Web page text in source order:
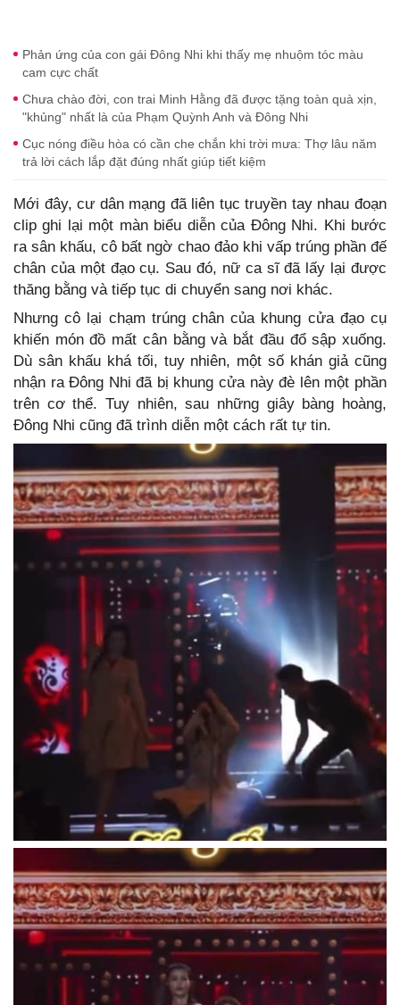
Phản ứng của con gái Đông Nhi khi thấy mẹ nhuộm tóc màu
cam cực chất
Chưa chào đời, con trai Minh Hằng đã được tặng toàn quà xịn,
"khủng" nhất là của Phạm Quỳnh Anh và Đông Nhi
Cục nóng điều hòa có cần che chắn khi trời mưa: Thợ lâu năm
trả lời cách lắp đặt đúng nhất giúp tiết kiệm
Mới đây, cư dân mạng đã liên tục truyền tay nhau đoạn
clip ghi lại một màn biểu diễn của Đông Nhi. Khi bước
ra sân khấu, cô bất ngờ chao đảo khi vấp trúng phần đế
chân của một đạo cụ. Sau đó, nữ ca sĩ đã lấy lại được
thăng bằng và tiếp tục di chuyển sang nơi khác.
Nhưng cô lại chạm trúng chân của khung cửa đạo cụ
khiến món đồ mất cân bằng và bắt đầu đổ sập xuống.
Dù sân khấu khá tối, tuy nhiên, một số khán giả cũng
nhận ra Đông Nhi đã bị khung cửa này đè lên một phần
trên cơ thể. Tuy nhiên, sau những giây bàng hoàng,
Đông Nhi cũng đã trình diễn một cách rất tự tin.